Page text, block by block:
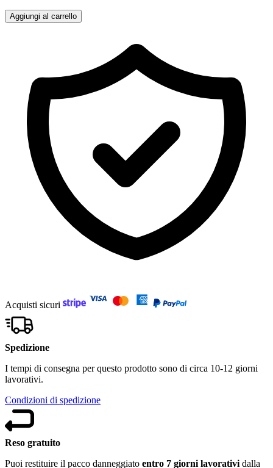
Aggiungi al carrello
Acquisti sicuri
Spedizione
I tempi di consegna per questo prodotto sono di circa 10-12 giorni
lavorativi.
Condizioni di spedizione
Reso gratuito
Puoi restituire il pacco danneggiato entro 7 giorni lavorativi dalla